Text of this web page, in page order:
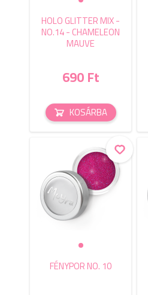
HOLO GLITTER MIX -
NO.14 - CHAMELEON
MAUVE
690 Ft
KOSÁRBA
FÉNYPOR NO. 10